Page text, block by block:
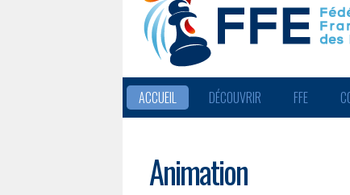
ACCUEIL DÉCOUVRIR FFE
Animation